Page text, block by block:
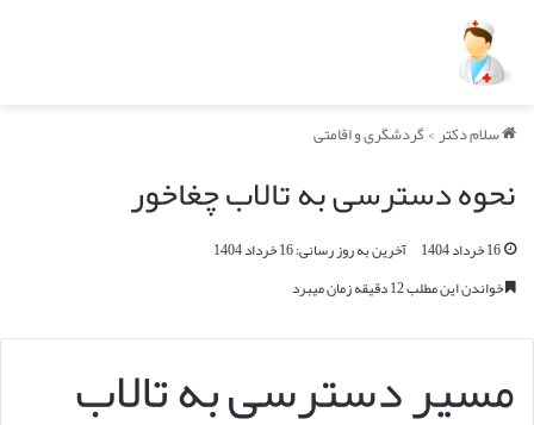
سلام دکتر>گردشگری و اقامتی
نحوه دسترسی به تالاب چغاخور
16 خرداد 1404
آخرین به روز رسانی: 16 خرداد 1404
خواندن این مطلب 12 دقیقه زمان میبرد
مسیر دسترسی به تالاب